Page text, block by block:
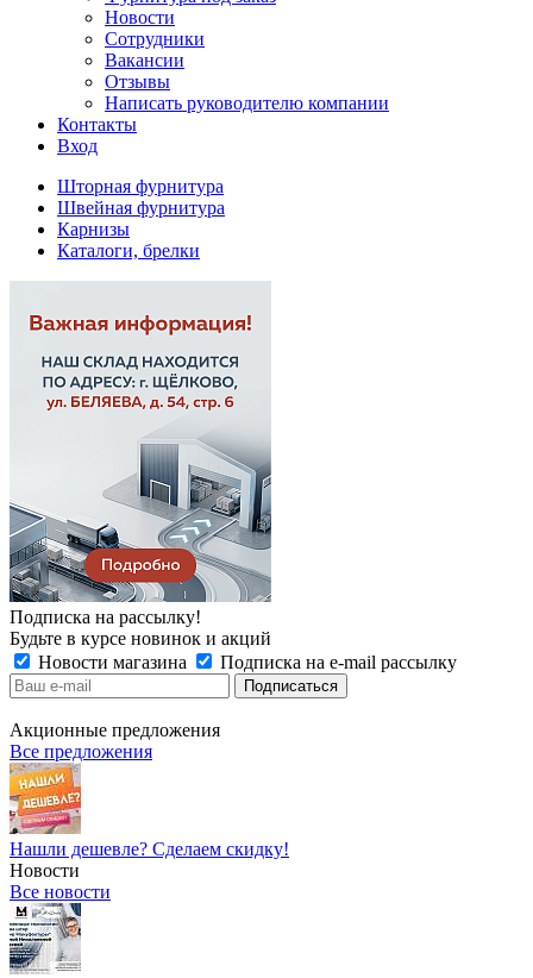
Новости
Сотрудники
Вакансии
Отзывы
Написать руководителю компании
Контакты
Вход
Шторная фурнитура
Швейная фурнитура
Карнизы
Каталоги, брелки
Подписка на рассылку!
Будьте в курсе новинок и акций
Новости магазина
Подписка на e-mail рассылку
Акционные предложения
Все предложения
Нашли дешевле? Сделаем скидку!
Новости
Все новости